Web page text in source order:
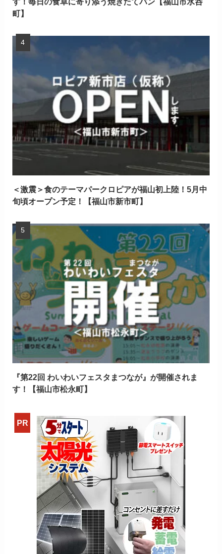
町】
＜激震＞食のテーマパークロピアが福山初上陸！5月中
旬頃オープン予定！【福山市新市町】
『第22回 わいわいフェスタまつなが』が開催されま
す！【福山市松永町】